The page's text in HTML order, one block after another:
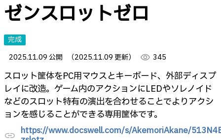
ゼンスロットゼロ
完成
2025.11.09 公開
（2025.11.09 更新） visibility 345
スロット筐体をPC用マウスとキーボード、外部ディスプ
レイに改造。ゲーム内のアクションにLEDやソレノイド
などのスロット特有の演出を合わせることでよりアクシ
ョンを感じることができる専用筐体です。
link https://www.docswell.com/s/AkemoriAkane/